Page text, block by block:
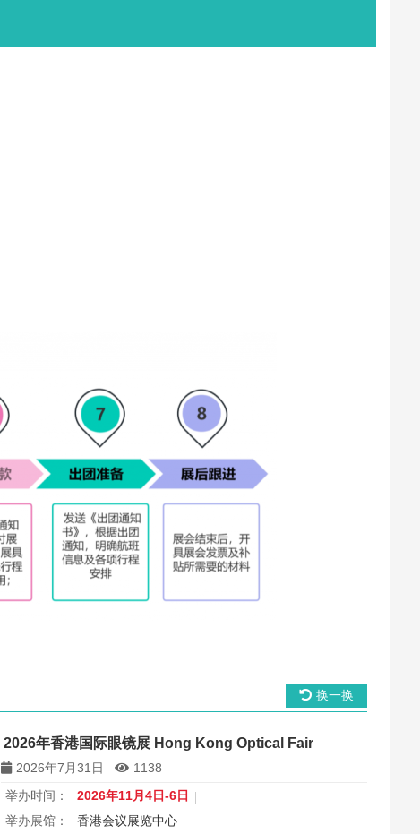
换一换
2026年香港国际眼镜展 Hong Kong Optical Fair
2026年7月31日
1138
举办时间：
2026年11月4日-6日
举办展馆：
香港会议展览中心